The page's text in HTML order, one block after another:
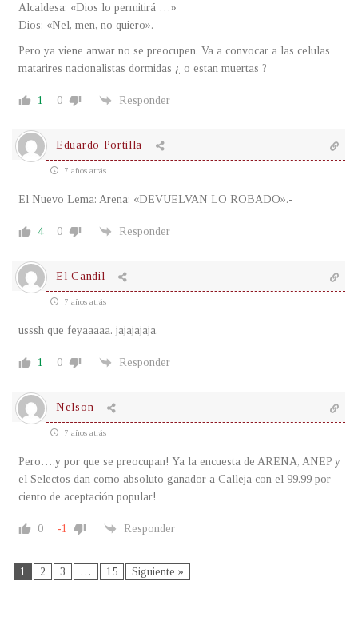
Alcaldesa: «Dios lo permitirá …»
Dios: «Nel, men, no quiero».
Pero ya viene anwar no se preocupen. Va a convocar a las celulas
matarires nacionalistas dormidas ¿ o estan muertas ?
1 0 Responder
Eduardo Portilla
7 años atrás
El Nuevo Lema: Arena: «DEVUELVAN LO ROBADO».-
4 0 Responder
El Candil
7 años atrás
usssh que feyaaaaa. jajajajaja.
1 0 Responder
Nelson
7 años atrás
Pero….y por que se preocupan! Ya la encuesta de ARENA, ANEP y
el Selectos dan como absoluto ganador a Calleja con el 99.99 por
ciento de aceptación popular!
0 -1 Responder
1 2 3 … 15 Siguiente »